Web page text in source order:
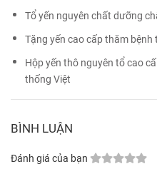
Tổ yến nguyên chất dưỡng
Tặng yến cao cấp thăm
Hộp yến thô nguyên tổ cao
thống Việt
BÌNH LUẬN
Đánh giá của bạn